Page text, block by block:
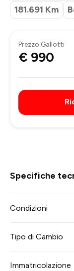
181.691 Km
Prezzo Gallotti
€ 990
Specifiche
Condizioni
Tipo di Cambio
Immatricolazione